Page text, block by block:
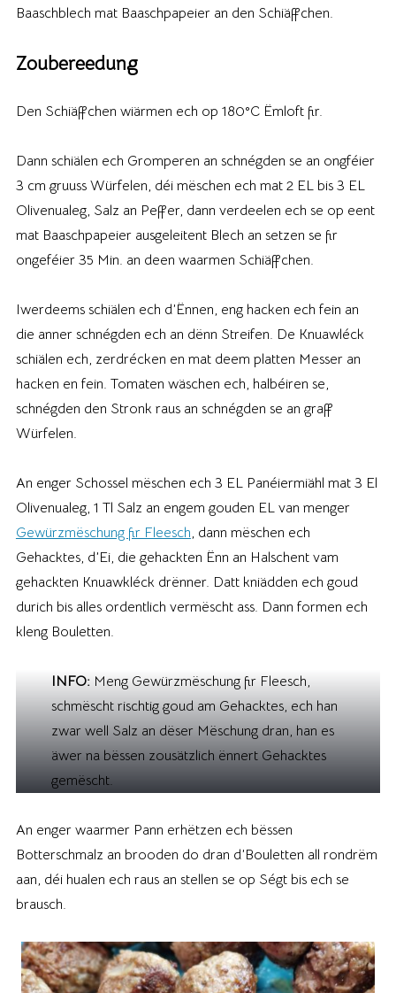
Baaschblech mat Baaschpapeier an den Schiäffchen.
Zoubereedung
Den Schiäffchen wiärmen ech op 180°C Ëmloft fir.
Dann schiälen ech Gromperen an schnégden se an ongféier
3 cm gruuss Würfelen, déi mëschen ech mat 2 EL bis 3 EL
Olivenualeg, Salz an Peffer, dann verdeelen ech se op eent
mat Baaschpapeier ausgeleitent Blech an setzen se fir
ongeféier 35 Min. an deen waarmen Schiäffchen.
Iwerdeems schiälen ech d’Ënnen, eng hacken ech fein an
die anner schnégden ech an dënn Streifen. De Knuawléck
schiälen ech, zerdrécken en mat deem platten Messer an
hacken en fein. Tomaten wäschen ech, halbéiren se,
schnégden den Stronk raus an schnégden se an graff
Würfelen.
An enger Schossel mëschen ech 3 EL Panéiermiähl mat 3 El
Olivenualeg, 1 Tl Salz an engem gouden EL van menger
Gewürzmëschung fir Fleesch, dann mëschen ech
Gehacktes, d’Ei, die gehackten Ënn an Halschent vam
gehackten Knuawkléck drënner. Datt kniädden ech goud
durich bis alles ordentlich vermëscht ass. Dann formen ech
kleng Bouletten.
INFO:Meng Gewürzmëschung fir Fleesch,
schmëscht rischtig goud am Gehacktes, ech han
zwar well Salz an dëser Mëschung dran, han es
äwer na bëssen zousätzlich ënnert Gehacktes
gemëscht.
An enger waarmer Pann erhëtzen ech bëssen
Botterschmalz an brooden do dran d’Bouletten all rondrëm
aan, déi hualen ech raus an stellen se op Ségt bis ech se
brausch.